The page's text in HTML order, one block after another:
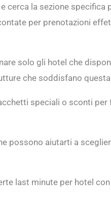
cerca la sezione specifica
per prenotazioni
solo gli hotel che
che soddisfano
speciali o sconti per
possono aiutarti a
last minute per hotel con